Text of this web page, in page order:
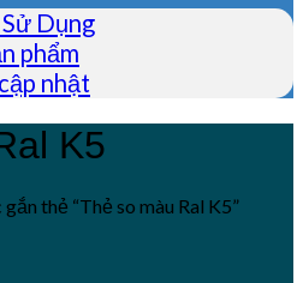
Dụng
phẩm
nhật
K5
thẻ “Thẻ so màu Ral K5”